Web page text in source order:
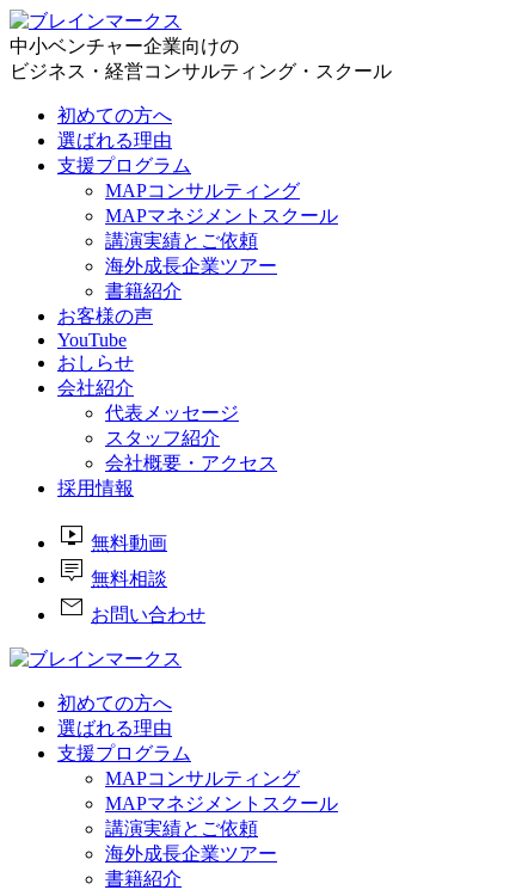
中小ベンチャー企業向けの
ビジネス・経営コンサルティング・スクール
初めての方へ
選ばれる理由
支援プログラム
MAPコンサルティング
MAPマネジメントスクール
講演実績とご依頼
海外成長企業ツアー
書籍紹介
お客様の声
YouTube
おしらせ
会社紹介
代表メッセージ
スタッフ紹介
会社概要・アクセス
採用情報
live_tv 無料動画
tooltip_2 無料相談
mail お問い合わせ
初めての方へ
選ばれる理由
支援プログラム
MAPコンサルティング
MAPマネジメントスクール
講演実績とご依頼
海外成長企業ツアー
書籍紹介